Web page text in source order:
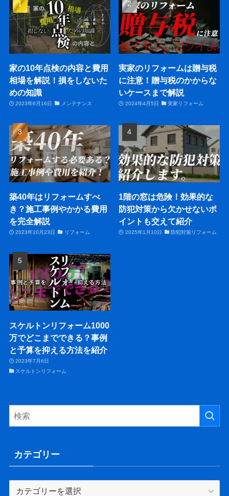
家の10年点検の内容と費用
相場を解説！損をしないた
めの知識
2023年6月16日 メンテナンス
実家のリフォームは贈与税
に注意！贈与税のかからな
いケースまで解説
2024年4月5日 実家リフォーム
築40年はリフォームすべ
き？施工事例やかかる費用
を完全解説
2023年10月23日 リフォーム
1階の窓は危険！効果的な
防犯対策から欠かせないポ
イントも交えて紹介
2025年1月10日 防犯対策リフォーム
スケルトンリフォーム1000
万でどこまでできる？事例
と予算を抑える方法を紹介
2023年7月6日
スケルトンリフォーム
カテゴリー